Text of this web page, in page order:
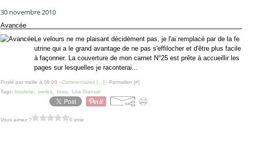
30 novembre 2010
Avancée
Le velours ne me plaisant décidément pas, je l'ai remplacé par de la fe
utrine qui a le grand avantage de ne pas s'effilocher et d'être plus facile
à façonner. La couverture de mon carnet N°25 est prête à accueillir les
pages sur lesquelles je raconterai...
Posté par malile à 08:00 - Commentaires [ ] - Permalien [#]
Tags: broderie perles tissu Léa Stansal
Vous aimez ? 0 vote